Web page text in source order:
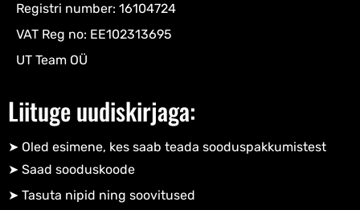
Registri number: 16104724
VAT Reg no: EE102313695
UT Team OÜ
Liituge uudiskirjaga:
➤ Oled esimene, kes saab teada sooduspakkumistest
➤ Saad sooduskoode​
➤ Tasuta nipid ning soovitused​